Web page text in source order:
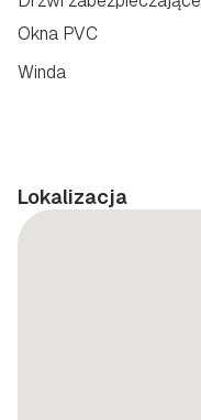
Winda
Okna PVC
Lokalizacja